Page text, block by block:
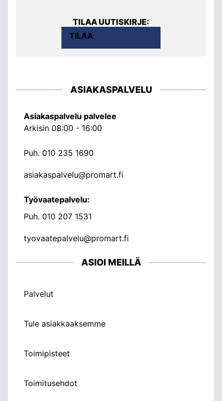
TILAA UUTISKIRJE:
TILAA
ASIAKASPALVELU
Asiakaspalvelu palvelee
Arkisin 08:00 - 16:00
Puh. 010 235 1690
asiakaspalvelu@promart.fi
Työvaatepalvelu:
Puh. 010 207 1531
tyovaatepalvelu@promart.fi
ASIOI MEILLÄ
Palvelut
Tule asiakkaaksemme
Toimipisteet
Toimitusehdot